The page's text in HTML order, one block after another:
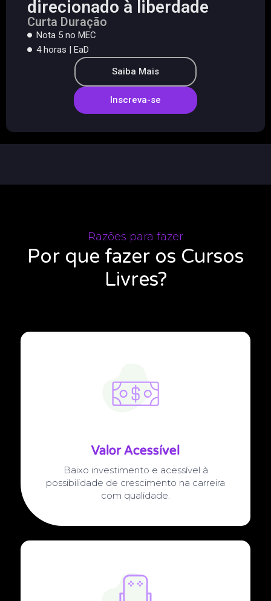
direcionado à liberdade
Curta Duração
Nota 5 no MEC
4 horas | EaD
Saiba Mais
Inscreva-se
Razões para fazer
Por que fazer os Cursos
Livres?
Valor Acessível
Baixo investimento e acessível à
possibilidade de crescimento na carreira
com qualidade.